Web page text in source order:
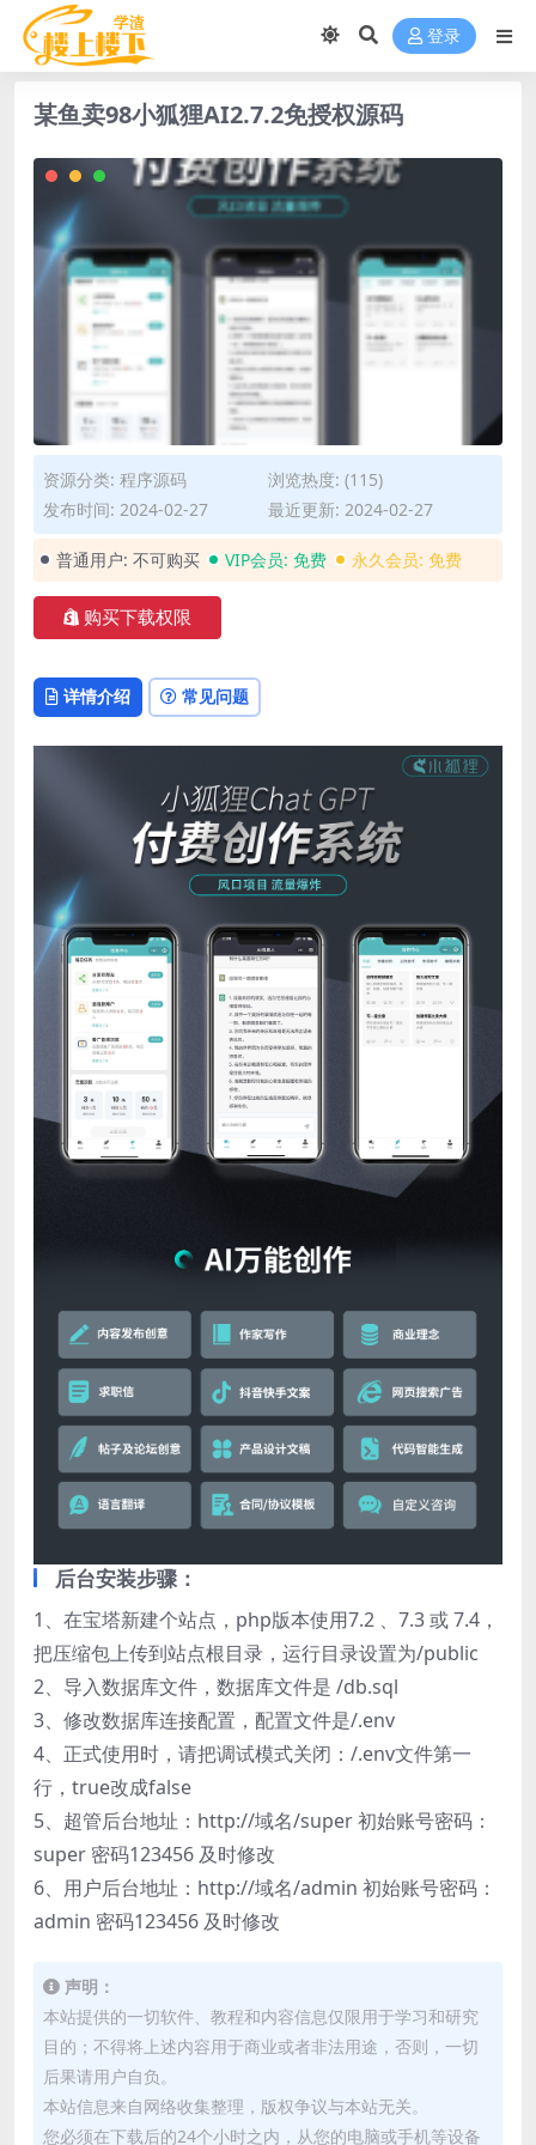
登录
某鱼卖98小狐狸AI2.7.2免授权源码
资源分类: 程序源码
浏览热度: (115)
发布时间: 2024-02-27
最近更新: 2024-02-27
普通用户: 不可购买 VIP会员: 免费 永久会员: 免费
购买下载权限
详情介绍 常见问题
后台安装步骤：
1、在宝塔新建个站点，php版本使用7.2 、7.3 或 7.4，
把压缩包上传到站点根目录，运行目录设置为/public
2、导入数据库文件，数据库文件是 /db.sql
3、修改数据库连接配置，配置文件是/.env
4、正式使用时，请把调试模式关闭：/.env文件第一
行，true改成false
5、超管后台地址：http://域名/super 初始账号密码：
super 密码123456 及时修改
6、用户后台地址：http://域名/admin 初始账号密码：
admin 密码123456 及时修改
声明：
本站提供的一切软件、教程和内容信息仅限用于学习和研究
目的；不得将上述内容用于商业或者非法用途，否则，一切
后果请用户自负。
本站信息来自网络收集整理，版权争议与本站无关。
您必须在下载后的24个小时之内，从您的电脑或手机等设备